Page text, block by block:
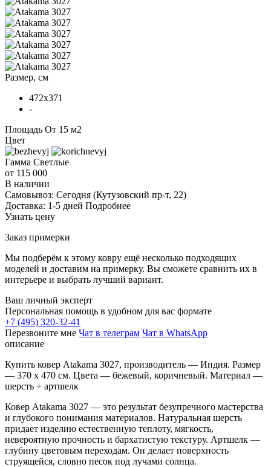
Размер, см
472x371
-
Площадь От 15 м2
Цвет
Гамма Светлые
от 115 000
В наличии
Самовывоз: Сегодня (Кутузовский пр-т, 22)
Доставка: 1-5 дней Подробнее
Узнать цену
Заказ примерки
Мы подберём к этому ковру ещё несколько подходящих
моделей и доставим на примерку. Вы сможете сравнить их в
интерьере и выбрать лучший вариант.
Ваш личный эксперт
Персональная помощь в удобном для вас формате
+7 (495) 320-32-41
Перезвоните мне Чат в телеграм Чат в WhatsApp
описание
Купить ковер Atakama 3027, производитель — Индия. Размер
— 370 x 470 см. Цвета — бежевый, коричневый. Материал —
шерсть + артшелк
Ковер Atakama 3027 — это результат безупречного мастерства
и глубокого понимания материалов. Натуральная шерсть
придает изделию естественную теплоту, мягкость,
невероятную прочность и бархатистую текстуру. Артшелк —
глубину цветовым переходам. Он делает поверхность
струящейся, словно песок под лучами солнца.